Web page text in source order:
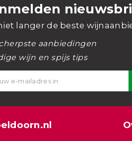
langer de beste
aanbiedingen
wijn en spijs tips